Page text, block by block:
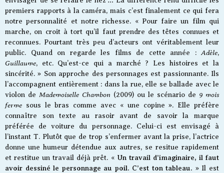
premiers rapports à la caméra, mais c’est finalement ce qui fera
notre personnalité et notre richesse. « Pour faire un film qui
marche, on croit à tort qu’il faut prendre des têtes connues et
reconnues. Pourtant très peu d’acteurs ont véritablement leur
public. Quand on regarde les films de cette année : Adèle,
Guillaume, etc. Qu’est-ce qui a marché ? Les histoires et la
sincérité. » Son approche des personnages est passionnante. Ils
l’accompagnent entièrement : dans la rue, elle se ballade avec le
violon de Mademoiselle Chambon (2009) ou le scénario de 9 mois
ferme sous le bras comme avec « une copine ». Elle préfère
connaître son texte au rasoir avant de savoir la marque
préférée de voiture du personnage. Celui-ci est envisagé à
l’instant T. Plutôt que de trop s’enfermer avant la prise, l’actrice
donne une humeur détendue aux autres, se resitue rapidement
et restitue un travail déjà prêt. « Un travail d’imaginaire, il faut
avoir dessiné le personnage au poil. C’est ton tableau. » Il est